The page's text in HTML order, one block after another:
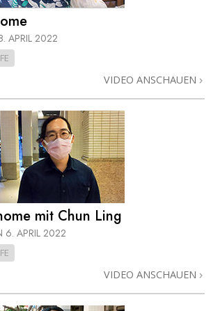
APRIL 2022
VIDEO ANSCHAUEN
mit Chun Ling
6. APRIL 2022
VIDEO ANSCHAUEN